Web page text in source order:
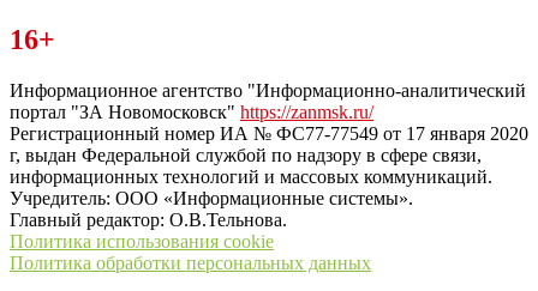
Читайте последние новости дня в Тульской области на сайте
“ЗаНовомосковск”
16+
Информационное агентство "Информационно-аналитический
портал "ЗА Новомосковск" https://zanmsk.ru/
Регистрационный номер ИА № ФС77-77549 от 17 января 2020
г, выдан Федеральной службой по надзору в сфере связи,
информационных технологий и массовых коммуникаций.
Учредитель: ООО «Информационные системы».
Главный редактор: О.В.Тельнова.
Политика использования cookie
Политика обработки персональных данных